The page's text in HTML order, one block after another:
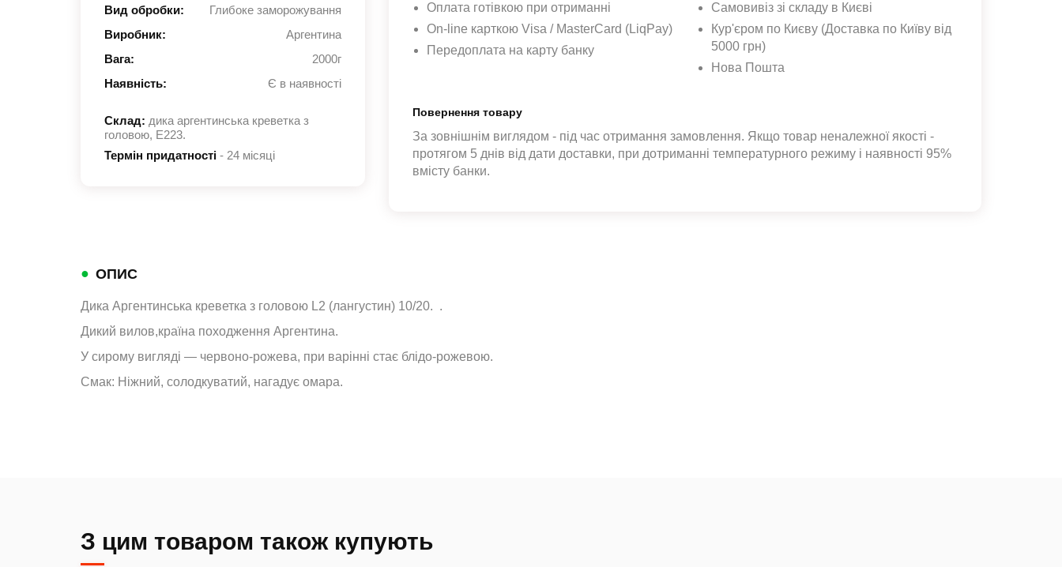
Вид обробки:
Глибоке заморожування
Виробник:
Аргентина
Вага:
2000г
Наявність:
Є в наявності
Склад: дика аргентинська креветка з
головою, Е223.
Термін придатності - 24 місяці
Оплата готівкою при отриманні
On-line карткою Visa / MasterCard (LiqPay)
Передоплата на карту банку
Самовивіз зі складу в Києві
Кур'єром по Києву (Доставка по Київу від
5000 грн)
Нова Пошта
Повернення товару
За зовнішнім виглядом - під час отримання замовлення. Якщо товар неналежної якості -
протягом 5 днів від дати доставки, при дотриманні температурного режиму і наявності 95%
вмісту банки.
● ОПИС
Дика Аргентинська креветка з головою L2 (лангустин) 10/20. .
Дикий вилов,країна походження Аргентина.
У сирому вигляді — червоно-рожева, при варінні стає блідо-рожевою.
Смак: Ніжний, солодкуватий, нагадує омара.
З цим товаром також купують